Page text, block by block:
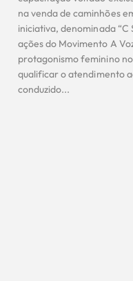
na venda de caminhões
iniciativa, denominada “C
ações do Movimento A
protagonismo feminino
qualificar o atendimento
conduzido...